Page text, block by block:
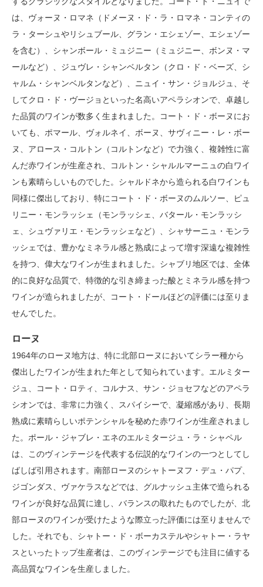
は、ヴォーヌ・ロマネ（ドメーヌ・ド・ラ・ロマネ・コンティの
ラ・ターシュやリシュブール、グラン・エシェゾー、エシェゾー
を含む）、シャンボール・ミュジニー（ミュジニー、ボンヌ・マ
ールなど）、ジュヴレ・シャンベルタン（クロ・ド・ベーズ、シ
ャルム・シャンベルタンなど）、ニュイ・サン・ジョルジュ、そ
してクロ・ド・ヴージョといった名高いアペラシオンで、卓越し
た品質のワインが数多く生まれました。コート・ド・ボーヌにお
いても、ポマール、ヴォルネイ、ボーヌ、サヴィニー・レ・ボー
ヌ、アロース・コルトン（コルトンなど）で力強く、複雑性に富
んだ赤ワインが生産され、コルトン・シャルルマーニュの白ワイ
ンも素晴らしいものでした。シャルドネから造られる白ワインも
同様に傑出しており、特にコート・ド・ボーヌのムルソー、ピュ
リニー・モンラッシェ（モンラッシェ、バタール・モンラッシ
ェ、シュヴァリエ・モンラッシェなど）、シャサーニュ・モンラ
ッシェでは、豊かなミネラル感と熟成によって増す深遠な複雑性
を持つ、偉大なワインが生まれました。シャブリ地区では、全体
的に良好な品質で、特徴的な引き締まった酸とミネラル感を持つ
ワインが造られましたが、コート・ドールほどの評価には至りま
せんでした。
ローヌ
1964年のローヌ地方は、特に北部ローヌにおいてシラー種から
傑出したワインが生まれた年として知られています。エルミター
ジュ、コート・ロティ、コルナス、サン・ジョセフなどのアペラ
シオンでは、非常に力強く、スパイシーで、凝縮感があり、長期
熟成に素晴らしいポテンシャルを秘めた赤ワインが生産されまし
た。ポール・ジャブレ・エネのエルミタージュ・ラ・シャペル
は、このヴィンテージを代表する伝説的なワインの一つとしてし
ばしば引用されます。南部ローヌのシャトーヌフ・デュ・パプ、
ジゴンダス、ヴァケラスなどでは、グルナッシュ主体で造られる
ワインが良好な品質に達し、バランスの取れたものでしたが、北
部ローヌのワインが受けたような際立った評価には至りませんで
した。それでも、シャトー・ド・ボーカステルやシャトー・ラヤ
スといったトップ生産者は、このヴィンテージでも注目に値する
高品質なワインを生産しました。